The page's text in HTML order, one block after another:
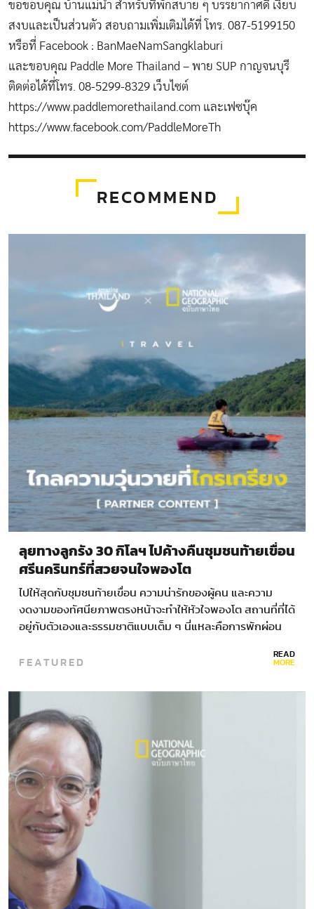
ขอขอบคุณ บ้านแม่น้ำ สำหรับที่พักสบาย ๆ บรรยากาศดี เงียบ
สงบและเป็นส่วนตัว สอบถามเพิ่มเติมได้ที่ โทร. 087-5199150
หรือที่ Facebook : BanMaeNamSangklaburi
และขอบคุณ Paddle More Thailand – พาย SUP กาญจนบุรี
ติดต่อได้ที่โทร. 08-5299-8329 เว็บไซต์
https://www.paddlemorethailand.com และเฟซบุ๊ค
https://www.facebook.com/PaddleMoreTh
RECOMMEND
ลุยทางลูกรัง 30 กิโลฯ ไปค้างคืนชุมชนท้ายเขื่อน
ศรีนครินทร์ที่สวยจนใจพองโต
ไปให้สุดกับชุมชนท้ายเขื่อน ความน่ารักของผู้คน และความ
งดงามของทัศนียภาพตรงหน้าจะทำให้หัวใจพองโต สถานที่ที่ได้
อยู่กับตัวเองและธรรมชาติแบบเต็ม ๆ นี่แหละคือการพักผ่อน
FEATURED READ
MORE